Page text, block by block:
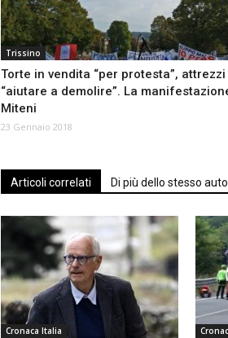
Trissino
Torte in vendita “per protesta”, attrezzi
“aiutare a demolire”. La
Miteni
23 Gennaio 2018
Articoli correlati Di più dello stesso
Cronaca Italia